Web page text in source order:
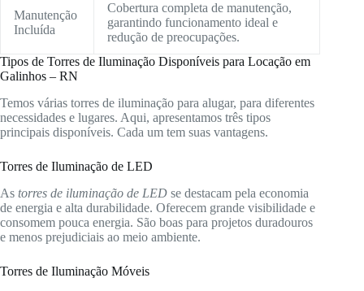
Manutenção
Incluída
Cobertura completa de manutenção,
garantindo funcionamento ideal e
redução de preocupações.
Tipos de Torres de Iluminação Disponíveis para Locação em
Galinhos – RN
Temos várias torres de iluminação para alugar, para diferentes
necessidades e lugares. Aqui, apresentamos três tipos
principais disponíveis. Cada um tem suas vantagens.
Torres de Iluminação de LED
As torres de iluminação de LED se destacam pela economia
de energia e alta durabilidade. Oferecem grande visibilidade e
consomem pouca energia. São boas para projetos duradouros
e menos prejudiciais ao meio ambiente.
Torres de Iluminação Móveis